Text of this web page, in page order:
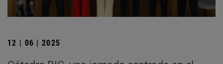
12 | 06 | 2025